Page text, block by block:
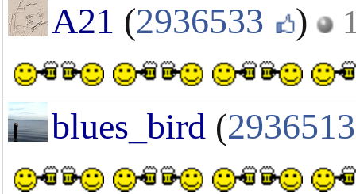
A21 (2936533 )
blues_bird (2936513